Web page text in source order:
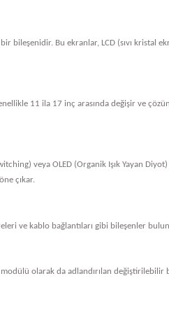
Bu ekranlar, LCD (sıvı kristal
11 ila 17 inç arasında değişir ve
veya OLED (Organik Işık Yayan
çıkar.
ve kablo bağlantıları gibi bileşenler
olarak da adlandırılan